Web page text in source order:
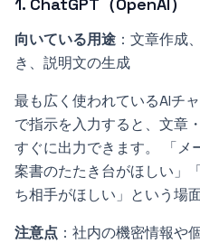
向いている用途 ：文章作成
き、説明文の生成
最も広く使われているAIチ
で指示を入力すると、文章
すぐに出力できます。 「メ
案書のたたき台がほしい」
ち相手がほしい」という場
注意点 ：社内の機密情報や